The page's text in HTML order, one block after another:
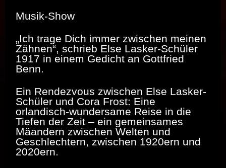
Musik-Show
„Ich trage Dich immer zwischen meinen
Zähnen“, schrieb Else Lasker-Schüler
1917 in einem Gedicht an Gottfried
Benn.
Ein Rendezvous zwischen Else Lasker-
Schüler und Cora Frost: Eine
orlandisch-wundersame Reise in die
Tiefen der Zeit – ein gemeinsames
Mäandern zwischen Welten und
Geschlechtern, zwischen 1920ern und
2020ern.